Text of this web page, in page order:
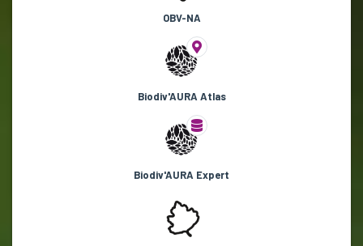
OBV-NA
Biodiv'AURA Atlas
Biodiv'AURA Expert